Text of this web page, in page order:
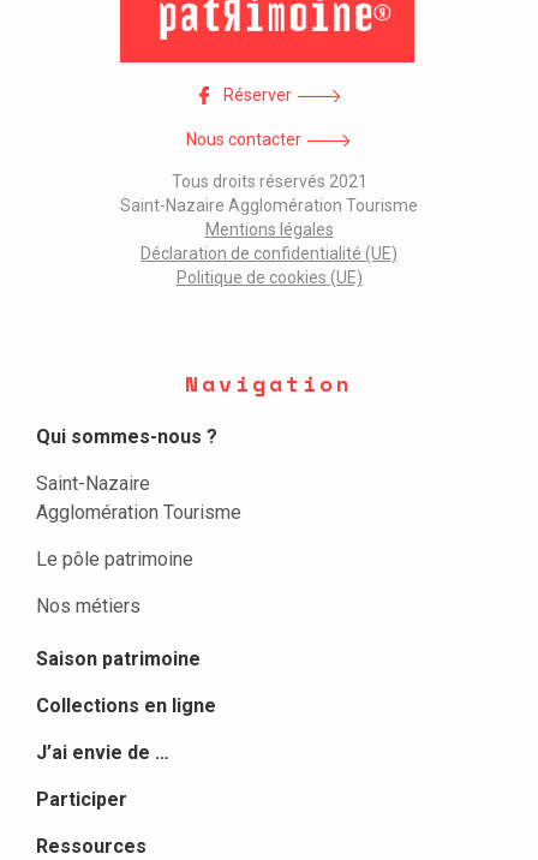
Réserver
Nous contacter
Tous droits réservés 2021
Saint-Nazaire Agglomération Tourisme
Mentions légales
Déclaration de confidentialité (UE)
Politique de cookies (UE)
Navigation
Qui sommes-nous ?
Saint-Nazaire
Agglomération Tourisme
Le pôle patrimoine
Nos métiers
Saison patrimoine
Collections en ligne
J’ai envie de …
Participer
Ressources